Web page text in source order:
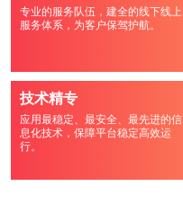
专业的服务队伍，建全的线下线上
服务体系，为客户保驾护航。
技术精专
应用最稳定、最安全、最先进的信
息化技术，保障平台稳定高效运
行。